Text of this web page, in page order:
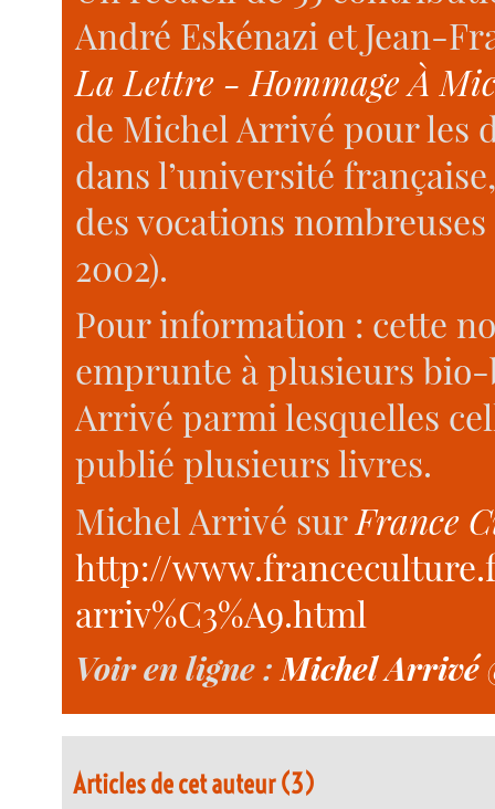
André Eskénazi et Jean-
La Lettre - Hommage À
de Michel Arrivé pour les
dans l’université
des vocations
2002).
Pour information : cette
emprunte à plusieurs
Arrivé parmi lesquelles
publié plusieurs livres.
Michel Arrivé surFrance
http://
arriv%C3%A9.html
Voir en ligne : Michel Arrivé
Articles de cet auteur (3)